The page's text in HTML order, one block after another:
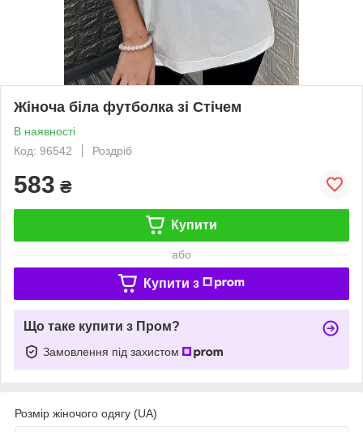
Жіноча біла футболка зі Стічем
В наявності
Код: 96542
Роздріб
583 ₴
Купити
або
Купити з
Що таке купити з Пром?
Замовлення під захистом
Розмір жіночого одягу (UA)